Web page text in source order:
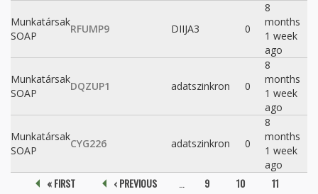
Munkatársak
SOAP
RFUMP9 DIIJA3 0
8
months
1 week
ago
Munkatársak
SOAP
DQZUP1 adatszinkron 0
8
months
1 week
ago
Munkatársak
SOAP
CYG226 adatszinkron 0
8
months
1 week
ago
Pages« FIRST ‹ PREVIOUS 9 10
11